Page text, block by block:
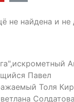
не найдена и не
Павел
Толя